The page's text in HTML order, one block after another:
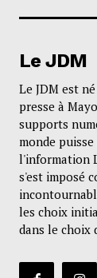
Le JDM
Le JDM est
presse à
supports
monde
l'information
s'est imposé
les choix
dans le choix